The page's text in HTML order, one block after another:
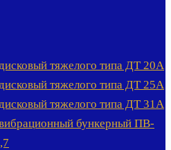
тяжелого типа ДТ 20А
тяжелого типа ДТ 25А
тяжелого типа ДТ 31А
бункерный ПВ-